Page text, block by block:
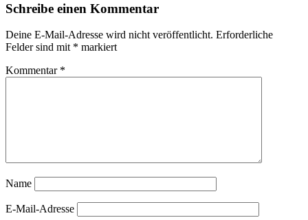
Schreibe einen Kommentar
Deine E-Mail-Adresse wird nicht veröffentlicht. Erforderliche
Felder sind mit * markiert
Kommentar *
Name
E-Mail-Adresse